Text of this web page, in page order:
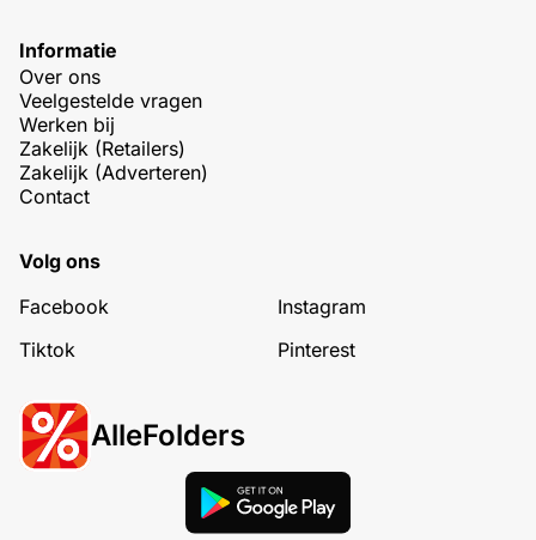
Informatie
Over ons
Veelgestelde vragen
Werken bij
Zakelijk (Retailers)
Zakelijk (Adverteren)
Contact
Volg ons
Facebook
Instagram
Tiktok
Pinterest
AlleFolders